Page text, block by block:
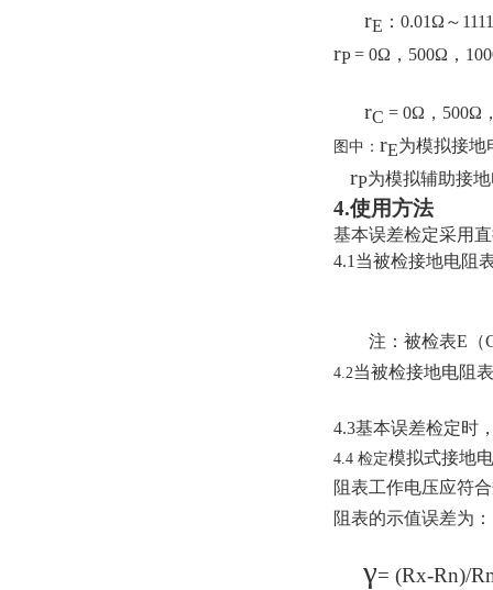
rE ：0.01Ω～
rP= 0Ω，500Ω，
rC = 0Ω，500Ω
图中： rE为模拟接地
rP为模拟辅助
4.使用方法
基本误差检定采用
4.1当被检接地电阻
注：被检表E（
4.2当被检接地电阻
4.3基本误差检定时
4.4 检定模拟式接地
阻表工作电压应符
阻表的示值误差为：
γ= (Rx-Rn)/